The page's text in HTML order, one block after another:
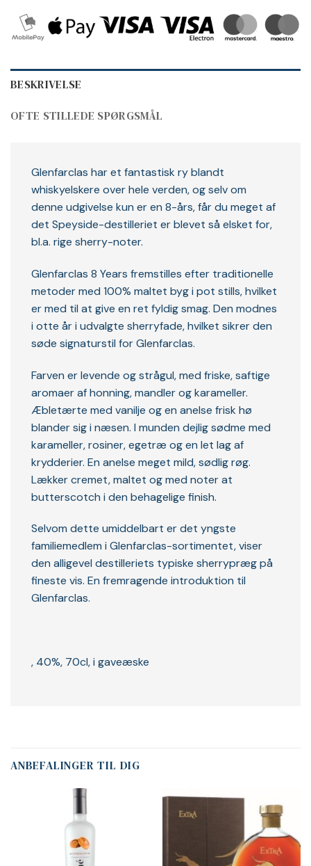
BESKRIVELSE
OFTE STILLEDE SPØRGSMÅL
Glenfarclas har et fantastisk ry blandt
whiskyelskere over hele verden, og selv om
denne udgivelse kun er en 8-års, får du meget af
det Speyside-destilleriet er blevet så elsket for,
bl.a. rige sherry-noter.
Glenfarclas 8 Years fremstilles efter traditionelle
metoder med 100% maltet byg i pot stills, hvilket
er med til at give en ret fyldig smag. Den modnes
i otte år i udvalgte sherryfade, hvilket sikrer den
søde signaturstil for Glenfarclas.
Farven er levende og strågul, med friske, saftige
aromaer af honning, mandler og karameller.
Æbletærte med vanilje og en anelse frisk hø
blander sig i næsen. I munden dejlig sødme med
karameller, rosiner, egetræ og en let lag af
krydderier. En anelse meget mild, sødlig røg.
Lækker cremet, maltet og med noter at
butterscotch i den behagelige finish.
Selvom dette umiddelbart er det yngste
familiemedlem i Glenfarclas-sortimentet, viser
den alligevel destilleriets typiske sherrypræg på
fineste vis. En fremragende introduktion til
Glenfarclas.
, 40%, 70cl, i gaveæske
ANBEFALINGER TIL DIG